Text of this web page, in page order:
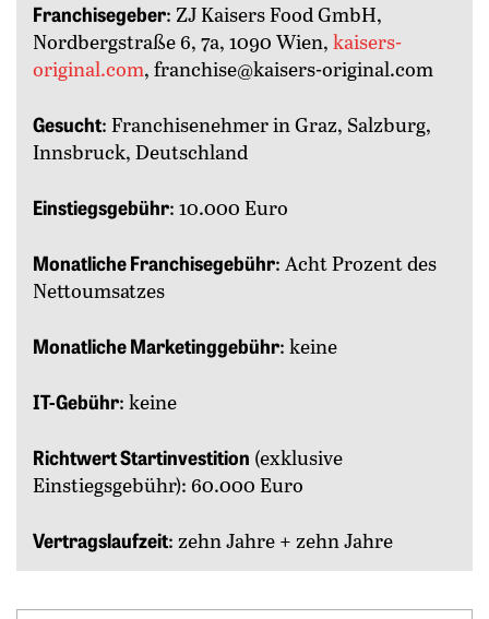
Franchisegeber: ZJ Kaisers Food GmbH,
Nordbergstraße 6, 7a, 1090 Wien, kaisers-
original.com, franchise@kaisers-original.com
Gesucht: Franchisenehmer in Graz, Salzburg,
Innsbruck, Deutschland
Einstiegsgebühr: 10.000 Euro
Monatliche Franchisegebühr: Acht Prozent des
Nettoumsatzes
Monatliche Marketinggebühr: keine
IT-Gebühr: keine
Richtwert Startinvestition (exklusive
Einstiegsgebühr): 60.000 Euro
Vertragslaufzeit: zehn Jahre + zehn Jahre